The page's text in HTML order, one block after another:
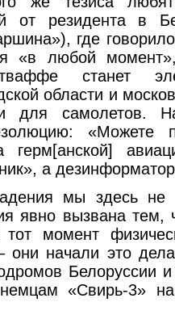
от резидента в
где
«в любой
станет
области и
для самолетов.
«Можете
герм[анской]
а
мы здесь
явно вызвана тем,
тот момент
начали это
Белоруссии
«Свирь-3»